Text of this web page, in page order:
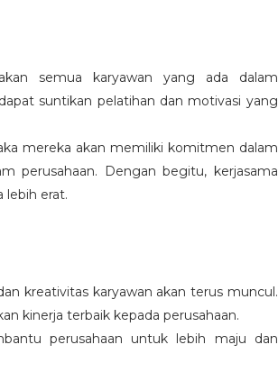
semua karyawan yang ada dalam
suntikan pelatihan dan motivasi yang
mereka akan memiliki komitmen dalam
perusahaan. Dengan begitu, kerjasama
lebih erat.
kreativitas karyawan akan terus muncul.
kinerja terbaik kepada perusahaan.
perusahaan untuk lebih maju dan